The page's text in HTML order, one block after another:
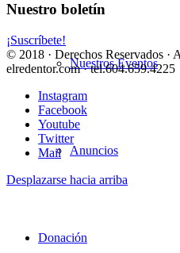
Nuestros Eventos
Anuncios
Donación
Nuestro boletín
¡Suscríbete!
© 2018 · Derechos Reservados ·
elredentor.com · tel.604.659.4225
Instagram
Facebook
Youtube
Twitter
Mail
Desplazarse hacia arriba